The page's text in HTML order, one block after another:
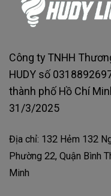
Công ty TNHH
HUDY số
thành phố Hồ Chí
31/3/2025
Địa chỉ: 132 Hẻm 132
Phường 22, Quận Bình
Minh